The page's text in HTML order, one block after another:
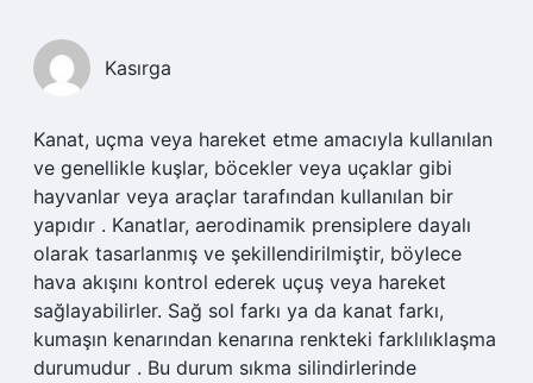
Kasırga
Kanat, uçma veya hareket etme amacıyla kullanılan
ve genellikle kuşlar, böcekler veya uçaklar gibi
hayvanlar veya araçlar tarafından kullanılan bir
yapıdır . Kanatlar, aerodinamik prensiplere dayalı
olarak tasarlanmış ve şekillendirilmiştir, böylece
hava akışını kontrol ederek uçuş veya hareket
sağlayabilirler. Sağ sol farkı ya da kanat farkı,
kumaşın kenarından kenarına renkteki farklılıklaşma
durumudur . Bu durum sıkma silindirlerinde